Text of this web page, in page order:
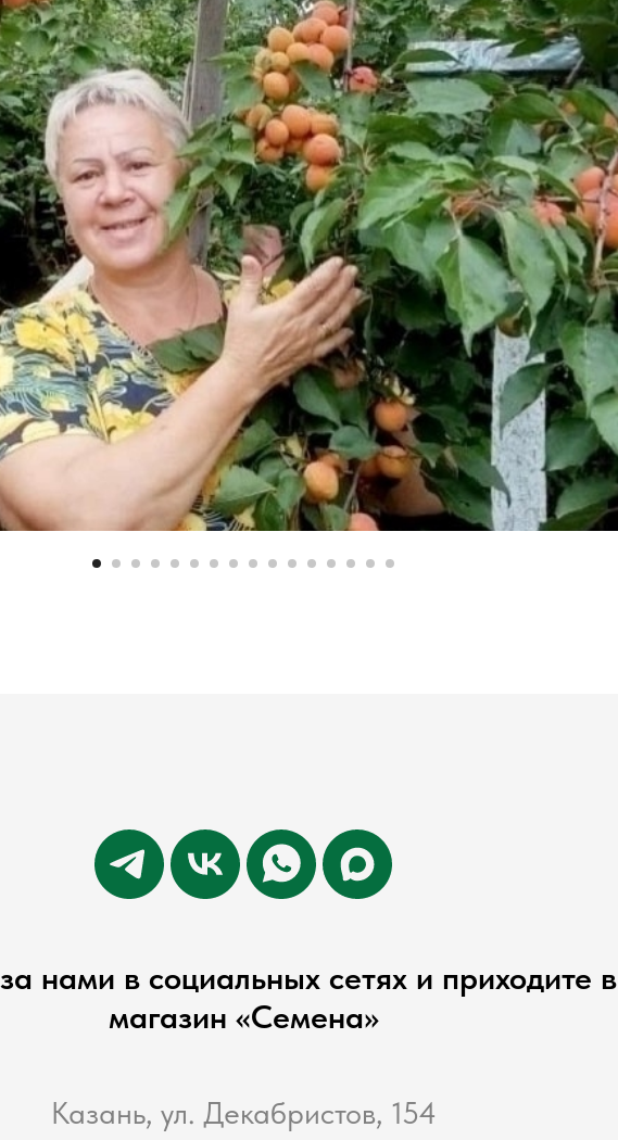
нами в социальных сетях и приходите в
магазин «Семена»
Казань, ул. Декабристов, 154